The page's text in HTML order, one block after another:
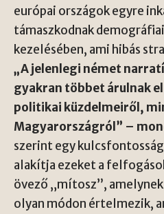
európai országok egyre
támaszkodnak
kezelésében, ami hibás
„A jelenlegi német
gyakran többet árulnak
politikai küzdelmeiről,
Magyarországról” –
szerint egy
alakítja ezeket a
övező „mítosz”,
olyan módon értelmezik,